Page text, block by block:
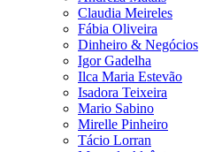
Claudia Meireles
Fábia Oliveira
Dinheiro & Negócios
Igor Gadelha
Ilca Maria Estevão
Isadora Teixeira
Mario Sabino
Mirelle Pinheiro
Tácio Lorran